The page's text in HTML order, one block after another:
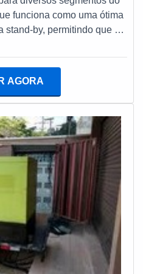
variedades no segmento
preventiva de
a empresa oferece uma
rótulo de
24 horas por
qualificações
onde são realizadas as
território nacional. Tudo
sempre disponível para
clientes e equipe
de cada cliente de ponta
acessar o site e saber
e os produtos.
funciona como uma ótima
stand-by, permitindo que as
DE ENERGIADessa
maioria dos dispositivos
por exemplo,
a energia da
é muito importante
de indústrias de diversos
para qualquer
permite que as atividades
falta de eletricidade. Veja a
e peças de função
dos geradores de
Carenagens
dos geradores
AGORA